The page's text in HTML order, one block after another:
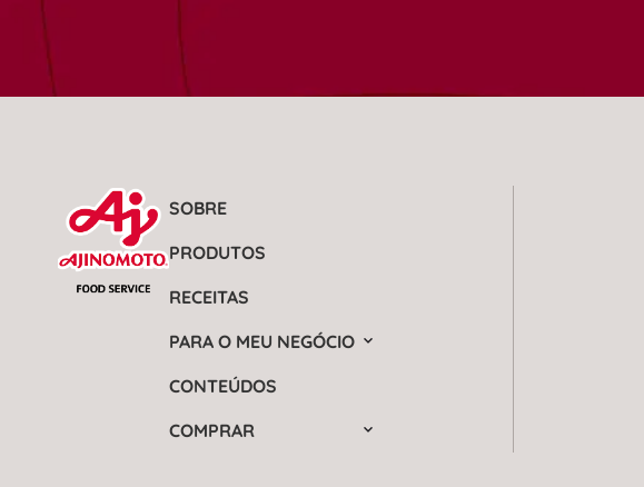
SOBRE
PRODUTOS
RECEITAS
PARA O MEU NEGÓCIO
CONTEÚDOS
COMPRAR